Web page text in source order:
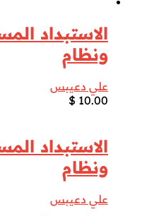
الاستبداد
ونظام
علي دعيبس
$ 10.00
الاستبداد
ونظام
علي دعيبس